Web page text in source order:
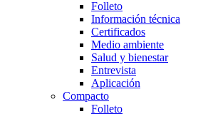
Folleto
Información técnica
Certificados
Medio ambiente
Salud y bienestar
Entrevista
Aplicación
Compacto
Folleto